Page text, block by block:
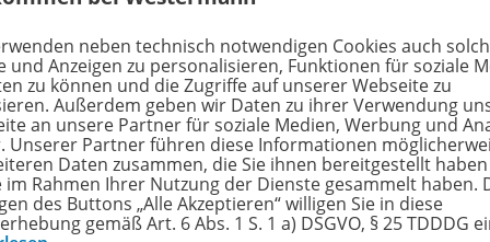
Öffentlichkeit hat das Thema Rassismus in
Wie verbreitet rassistische Stereotype auch noch in
Hangen. Sie zeigt auf, wie Sie diskriminierende
neben technisch notwendigen Cookies auch
und Anzeigen zu personalisieren, Funktionen für soziale
zu können und die Zugriffe auf unserer Webseite zu
Außerdem geben wir Daten zu ihrer Verwendung
an unsere Partner für soziale Medien, Werbung und
Unserer Partner führen diese Informationen
Daten zusammen, die Sie ihnen bereitgestellt
im Rahmen Ihrer Nutzung der Dienste gesammelt haben.
des Buttons „Alle Akzeptieren“ willigen Sie in diese
gemäß Art. 6 Abs. 1 S. 1 a) DSGVO, § 25 TDDDG